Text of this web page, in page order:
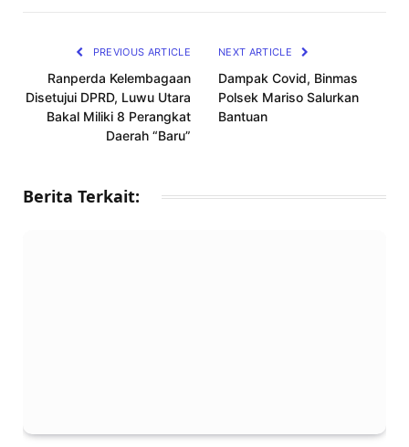
PREVIOUS ARTICLE
Ranperda Kelembagaan
Disetujui DPRD, Luwu Utara
Bakal Miliki 8 Perangkat
Daerah “Baru”
NEXT ARTICLE
Dampak Covid, Binmas
Polsek Mariso Salurkan
Bantuan
Berita Terkait: